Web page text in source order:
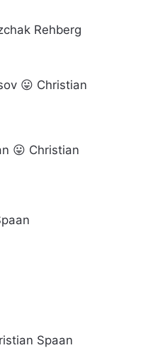
Rehberg
😛 Christian
😛 Christian
Spaan